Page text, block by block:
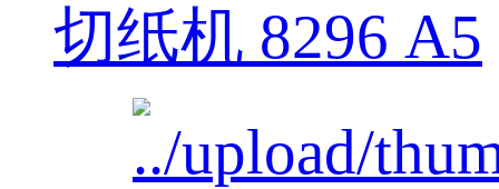
切纸机 8296 A5